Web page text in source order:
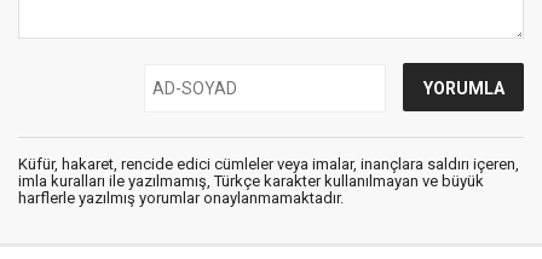
Küfür, hakaret, rencide edici cümleler veya imalar, inançlara saldırı içeren,
imla kuralları ile yazılmamış, Türkçe karakter kullanılmayan ve büyük
harflerle yazılmış yorumlar onaylanmamaktadır.